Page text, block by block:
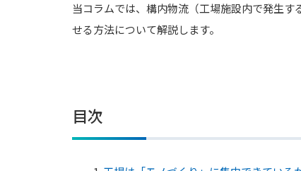
当コラムでは、構内物流（工場施設内で発生
せる方法について解説します。
目次